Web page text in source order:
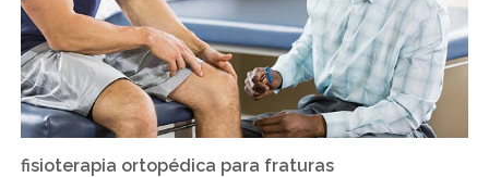
fisioterapia ortopédica para fraturas